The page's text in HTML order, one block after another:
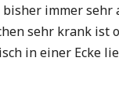
immer
sehr krank
in einer Ecke